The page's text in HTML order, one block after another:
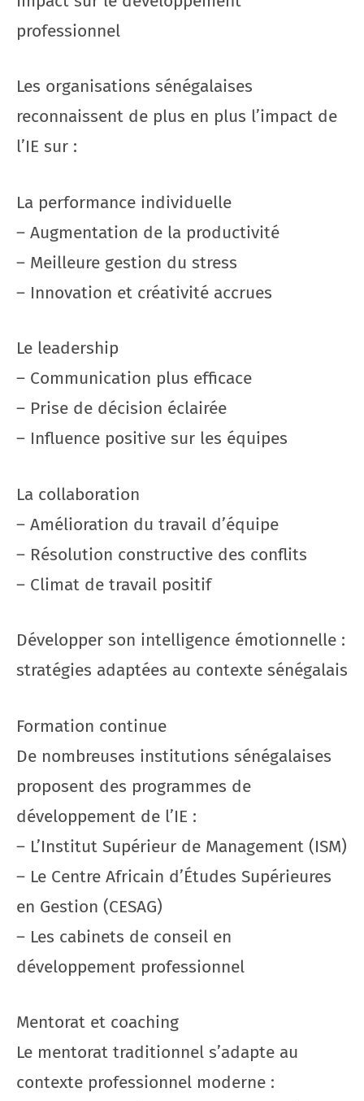
professionnel
Les organisations sénégalaises
reconnaissent de plus en plus l’impact de
l’IE sur :
La performance individuelle
– Augmentation de la productivité
– Meilleure gestion du stress
– Innovation et créativité accrues
Le leadership
– Communication plus efficace
– Prise de décision éclairée
– Influence positive sur les équipes
La collaboration
– Amélioration du travail d’équipe
– Résolution constructive des conflits
– Climat de travail positif
Développer son intelligence émotionnelle :
stratégies adaptées au contexte sénégalais
Formation continue
De nombreuses institutions sénégalaises
proposent des programmes de
développement de l’IE :
– L’Institut Supérieur de Management (ISM)
– Le Centre Africain d’Études Supérieures
en Gestion (CESAG)
– Les cabinets de conseil en
développement professionnel
Mentorat et coaching
Le mentorat traditionnel s’adapte au
contexte professionnel moderne :